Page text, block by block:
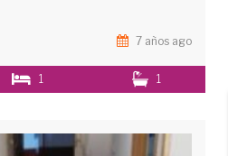
7 años ago
1 1